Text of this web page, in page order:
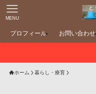
MENU
プロフィール お問い合わせ
ホーム 暮らし・療育